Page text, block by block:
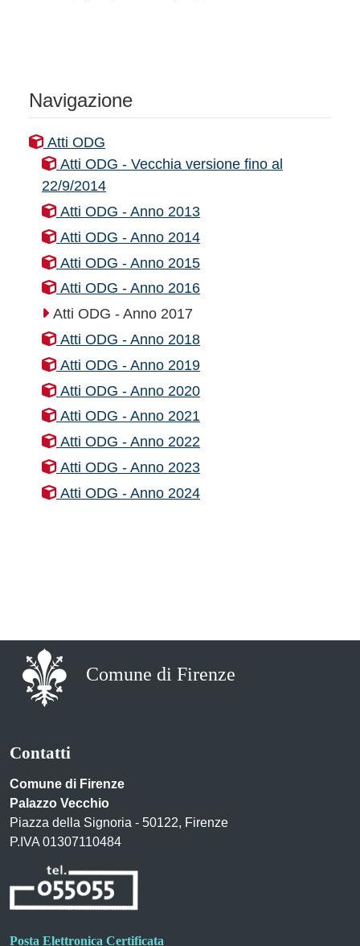
Navigazione
Atti ODG
Atti ODG - Vecchia versione fino al
22/9/2014
Atti ODG - Anno 2013
Atti ODG - Anno 2014
Atti ODG - Anno 2015
Atti ODG - Anno 2016
Atti ODG - Anno 2017
Atti ODG - Anno 2018
Atti ODG - Anno 2019
Atti ODG - Anno 2020
Atti ODG - Anno 2021
Atti ODG - Anno 2022
Atti ODG - Anno 2023
Atti ODG - Anno 2024
Comune di Firenze
Contatti
Comune di Firenze
Palazzo Vecchio
Piazza della Signoria - 50122, Firenze
P.IVA 01307110484
Posta Elettronica Certificata